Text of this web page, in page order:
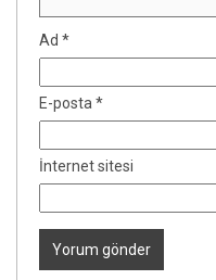
Ad *
E-posta *
İnternet sitesi